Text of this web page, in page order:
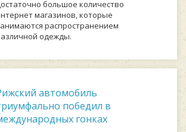
большое количество
магазинов, которые
распространением
одежды.
автомобиль
победил в
гонках